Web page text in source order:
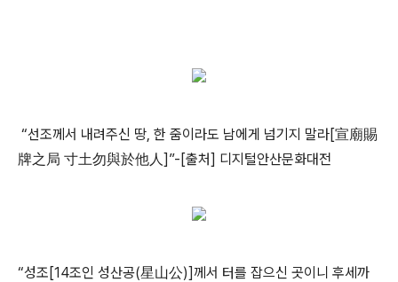
“선조께서 내려주신 땅, 한 줌이라도 남에게 넘기지 말라[宣廟賜
牌之局 寸土勿與於他人]”-[출처] 디지털안산문화대전
“성조[14조인 성산공(星山公)]께서 터를 잡으신 곳이니 후세까